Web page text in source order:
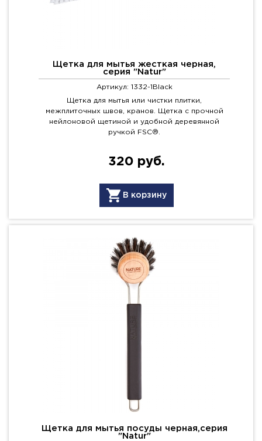
Щетка для мытья жесткая черная,
серия "Natur"
Артикул: 1332-1Black
Щетка для мытья или чистки плитки,
межплиточных швов, кранов. Щетка с прочной
нейлоновой щетиной и удобной деревянной
ручкой FSC®.
320 руб.
В корзину
Щетка для мытья посуды черная,серия
"Natur"